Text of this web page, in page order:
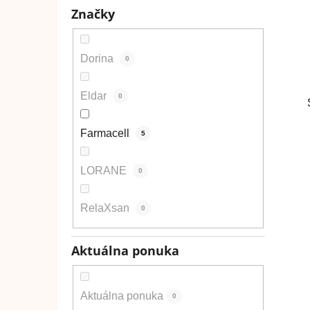
Značky
Dorina 0
Eldar 0
Farmacell 5
LORANE 0
RelaXsan 0
Aktuálna ponuka
Aktuálna ponuka 0